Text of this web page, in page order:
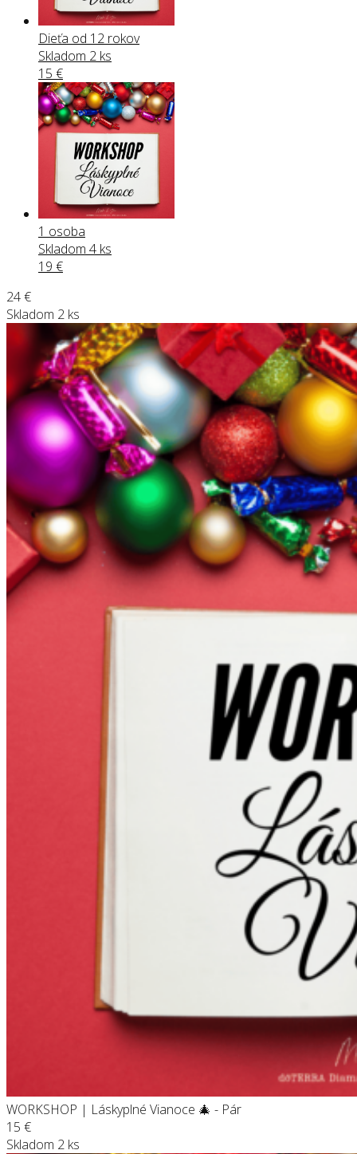
Dieťa od 12 rokov
Skladom 2 ks
15 €
1 osoba
Skladom 4 ks
19 €
24€
Skladom 2 ks
WORKSHOP | Láskyplné Vianoce 🎄 - Pár
15 €
Skladom 2 ks